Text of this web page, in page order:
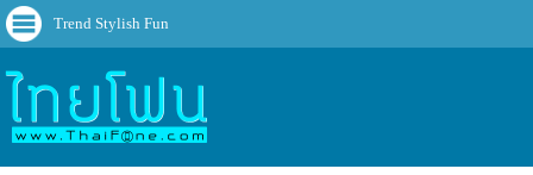
Trend Stylish Fun